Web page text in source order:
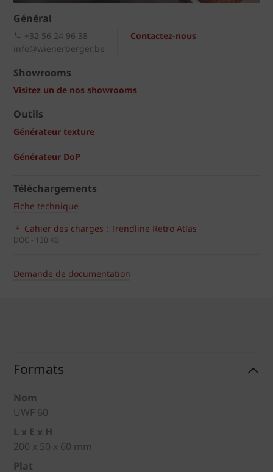
Général
Contactez-nous
+32 56 24 96 38
info@wienerberger.be
Showrooms
Visitez un de nos showrooms
Outils
Générateur texture
Générateur DoP
Téléchargements
Fiche technique
Cahier des charges : Trendline Retro Atlas
DOC - 130 KB
Demande de documentation
Formats
Nom
UWF 60
L x E x H
200 x 50 x 60 mm
Plat